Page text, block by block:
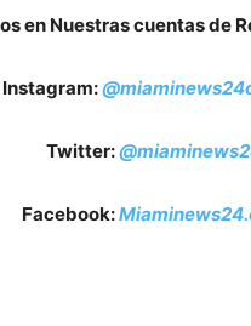
en Nuestras cuentas de
Instagram:
Twitter:
Facebook: